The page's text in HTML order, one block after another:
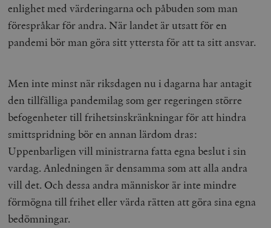
enlighet med värderingarna och påbuden som man
förespråkar för andra. När landet är utsatt för en
pandemi bör man göra sitt yttersta för att ta sitt ansvar.
Men inte minst när riksdagen nu i dagarna har antagit
den tillfälliga pandemilag som ger regeringen större
befogenheter till frihetsinskränkningar för att hindra
smittspridning bör en annan lärdom dras:
Uppenbarligen vill ministrarna fatta egna beslut i sin
vardag. Anledningen är densamma som att alla andra
vill det. Och dessa andra människor är inte mindre
förmögna till frihet eller värda rätten att göra sina egna
bedömningar.
__cf_bm
Cloudflare
.myfonts.net
_hjAbsoluteSessionInProgress
.timbro.se